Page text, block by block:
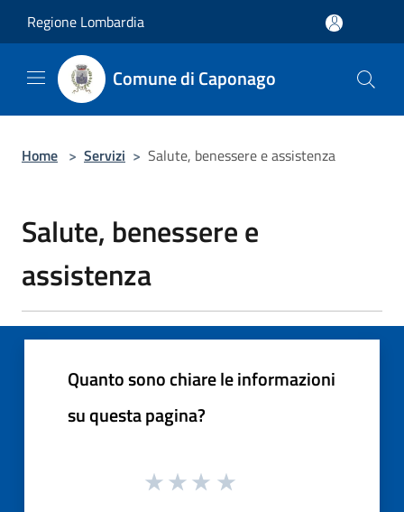
Regione Lombardia
Comune di Caponago
Home > Servizi > Salute, benessere e assistenza
Salute, benessere e
assistenza
Quanto sono chiare le informazioni
su questa pagina?